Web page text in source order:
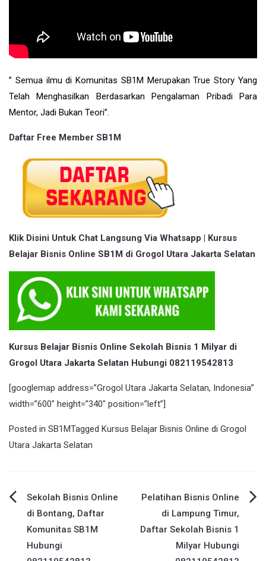
” Semua ilmu di Komunitas SB1M Merupakan True Story Yang
Telah Menghasilkan Berdasarkan Pengalaman Pribadi Para
Mentor, Jadi Bukan Teori”.
Daftar Free Member SB1M
Klik Disini Untuk Chat Langsung Via Whatsapp | Kursus
Belajar Bisnis Online SB1M di Grogol Utara Jakarta Selatan
Kursus Belajar Bisnis Online Sekolah Bisnis 1 Milyar di
Grogol Utara Jakarta Selatan Hubungi 082119542813
[googlemap address=”Grogol Utara Jakarta Selatan, Indonesia”
width=”600″ height=”340″ position=”left”]
Posted in SB1MTagged Kursus Belajar Bisnis Online di Grogol
Utara Jakarta Selatan
Post
navigation
Sekolah Bisnis Online
di Bontang, Daftar
Komunitas SB1M
Hubungi
Pelatihan Bisnis Online
di Lampung Timur,
Daftar Sekolah Bisnis 1
Milyar Hubungi